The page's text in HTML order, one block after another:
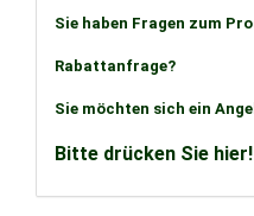
Sie haben Fragen zum
Rabattanfrage?
Sie möchten sich ein
Bitte drücken Sie hier!